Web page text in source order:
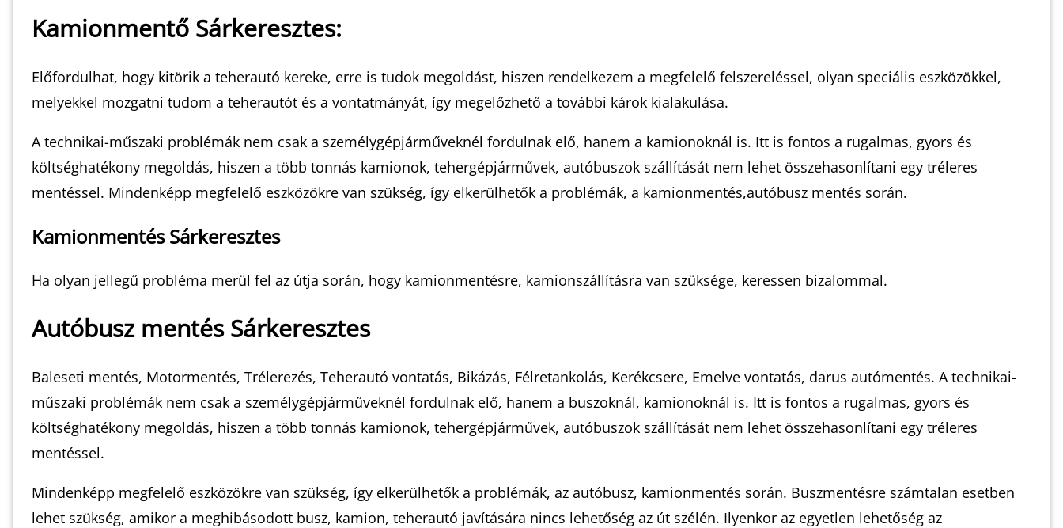
Kamionmentő Sárkeresztes:
Előfordulhat, hogy kitörik a teherautó kereke, erre is tudok megoldást, hiszen rendelkezem a megfelelő felszereléssel, olyan speciális eszközökkel,
melyekkel mozgatni tudom a teherautót és a vontatmányát, így megelőzhető a további károk kialakulása.
A technikai-műszaki problémák nem csak a személygépjárműveknél fordulnak elő, hanem a kamionoknál is. Itt is fontos a rugalmas, gyors és
költséghatékony megoldás, hiszen a több tonnás kamionok, tehergépjárművek, autóbuszok szállítását nem lehet összehasonlítani egy tréleres
mentéssel. Mindenképp megfelelő eszközökre van szükség, így elkerülhetők a problémák, a kamionmentés,autóbusz mentés során.
Kamionmentés Sárkeresztes
Ha olyan jellegű probléma merül fel az útja során, hogy kamionmentésre, kamionszállításra van szüksége, keressen bizalommal.
Autóbusz mentés Sárkeresztes
Baleseti mentés, Motormentés, Trélerezés, Teherautó vontatás, Bikázás, Félretankolás, Kerékcsere, Emelve vontatás, darus autómentés. A technikai-
műszaki problémák nem csak a személygépjárműveknél fordulnak elő, hanem a buszoknál, kamionoknál is. Itt is fontos a rugalmas, gyors és
költséghatékony megoldás, hiszen a több tonnás kamionok, tehergépjárművek, autóbuszok szállítását nem lehet összehasonlítani egy tréleres
mentéssel.
Mindenképp megfelelő eszközökre van szükség, így elkerülhetők a problémák, az autóbusz, kamionmentés során. Buszmentésre számtalan esetben
lehet szükség, amikor a meghibásodott busz, kamion, teherautó javítására nincs lehetőség az út szélén. Ilyenkor az egyetlen lehetőség az